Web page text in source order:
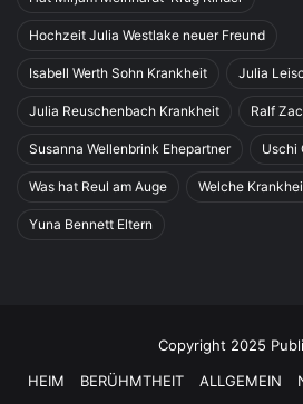
Hochzeit Julia Westlake neuer Freund
Isabell Werth Sohn Krankheit Julia
Julia Reuschenbach Krankheit Ralf
Susanna Wellenbrink Ehepartner Uschi
Was hat Reul am Auge Welche
Yuna Bennett Eltern
Copyright 2025
HEIM
BERÜHMTHEIT ALLGEMEIN